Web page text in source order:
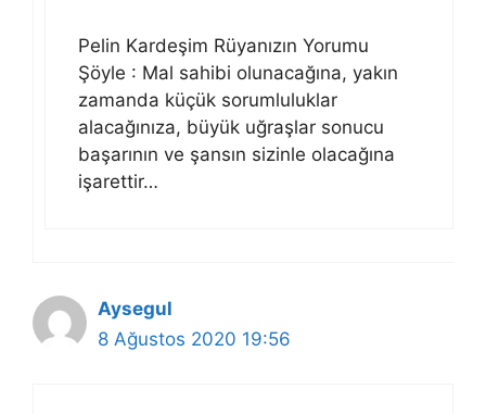
Pelin Kardeşim Rüyanızın Yorumu
Şöyle : Mal sahibi olunacağına, yakın
zamanda küçük sorumluluklar
alacağınıza, büyük uğraşlar sonucu
başarının ve şansın sizinle olacağına
işarettir…
Aysegul
8 Ağustos 2020 19:56